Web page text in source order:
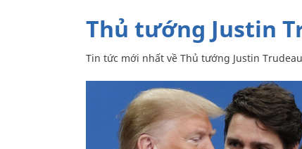
Thủ tướng Justin
Tin tức mới nhất về Thủ tướng Justin Trudeau